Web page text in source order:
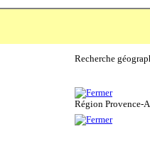
Recherche
Région Provence-